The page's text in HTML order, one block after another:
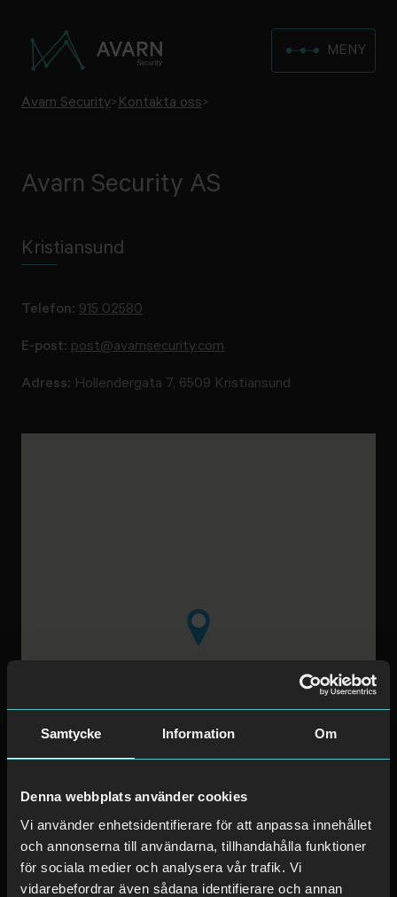
Samtycke Information Om
Denna webbplats använder cookies
Vi använder enhetsidentifierare för att anpassa innehållet
och annonserna till användarna, tillhandahålla funktioner
för sociala medier och analysera vår trafik. Vi
vidarebefordrar även sådana identifierare och annan
MENY
Avarn Security>Kontakta oss>
Avarn Security AS
Kristiansund
Telefon: 915 02580
E-post: post@avarnsecurity.com
Adress: Hollendergata 7, 6509 Kristiansund